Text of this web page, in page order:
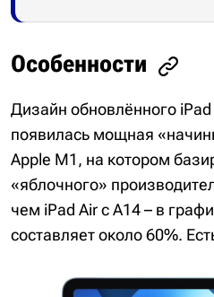
Особенности
Дизайн обновлённого
появилась мощная
Apple M1, на котором
«яблочного»
чем iPad Air с A14 – в
составляет около 60%.